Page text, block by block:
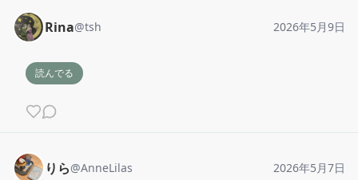
Rina@tsh 2026年5月9日
読んでる
りら@AnneLilas 2026年5月7日